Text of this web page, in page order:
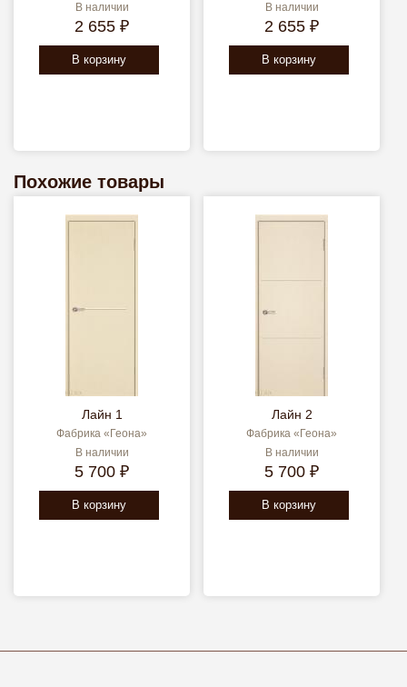
В наличии
2 655 ₽
В корзину
В наличии
2 655 ₽
В корзину
Похожие товары
Лайн 1
Фабрика «Геона»
В наличии
5 700 ₽
В корзину
Лайн 2
Фабрика «Геона»
В наличии
5 700 ₽
В корзину